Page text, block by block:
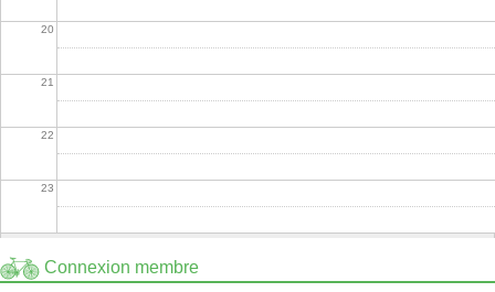
20
21
22
23
Connexion membre